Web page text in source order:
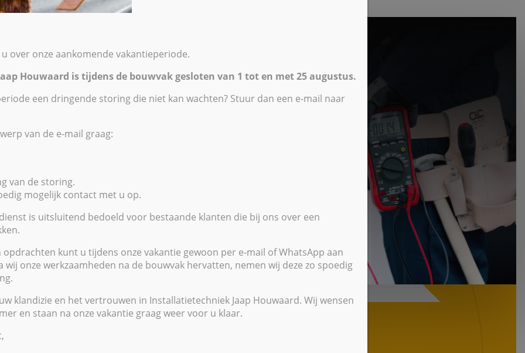
Jaap
op tal van
vormen samen Installatietechniek
kennis van zaken en enthousiasme
het ontwerpen, installeren en
, water- en cv installaties.
over onze aankomende vakantieperiode.
Houwaard is tijdens de bouwvak gesloten van 1 tot en met 25 augustus.
een dringende storing die niet kan wachten? Stuur dan een e-mail naar
van de e-mail graag:
van de storing.
mogelijk contact met u op.
is uitsluitend bedoeld voor bestaande klanten die bij ons over een
opdrachten kunt u tijdens onze vakantie gewoon per e-mail of WhatsApp aan
wij onze werkzaamheden na de bouwvak hervatten, nemen wij deze zo spoedig
klandizie en het vertrouwen in Installatietechniek Jaap Houwaard. Wij wensen
en staan na onze vakantie graag weer voor u klaar.